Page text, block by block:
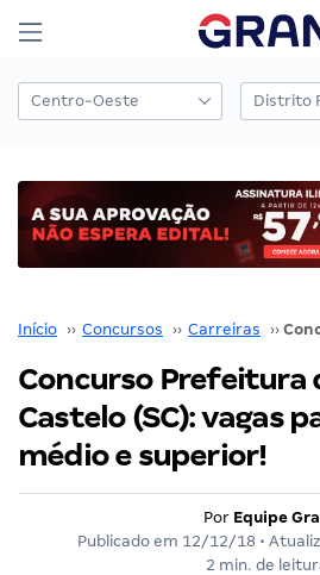
Início ›› Concursos ›› Carreiras ››
Concurso Prefeitura
Castelo (SC): vagas
médio e superior!
Por Equipe
Publicado em 12/12/18 •
2 min. de